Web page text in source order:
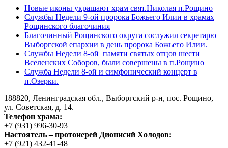
Новые иконы украшают храм свят.Николая п.Рощино
Службы Недели 9-ой пророка Божьего Илии в храмах
Рощинского благочиния
Благочинный Рощинского округа сослужил секретарю
Выборгской епархии в день пророка Божьего Илии.
Службы Недели 8-ой памяти святых отцов шести
Вселенских Соборов, были совершены в п.Рощино
Служба Недели 8-ой и симфонический концерт в
п.Озерки.
188820, Ленинградская обл., Выборгский р-н, пос. Рощино,
ул. Советская, д. 14.
Телефон храма:
+7 (931) 996-30-93
Настоятель – протоиерей Дионисий Холодов:
+7 (921) 432-41-48